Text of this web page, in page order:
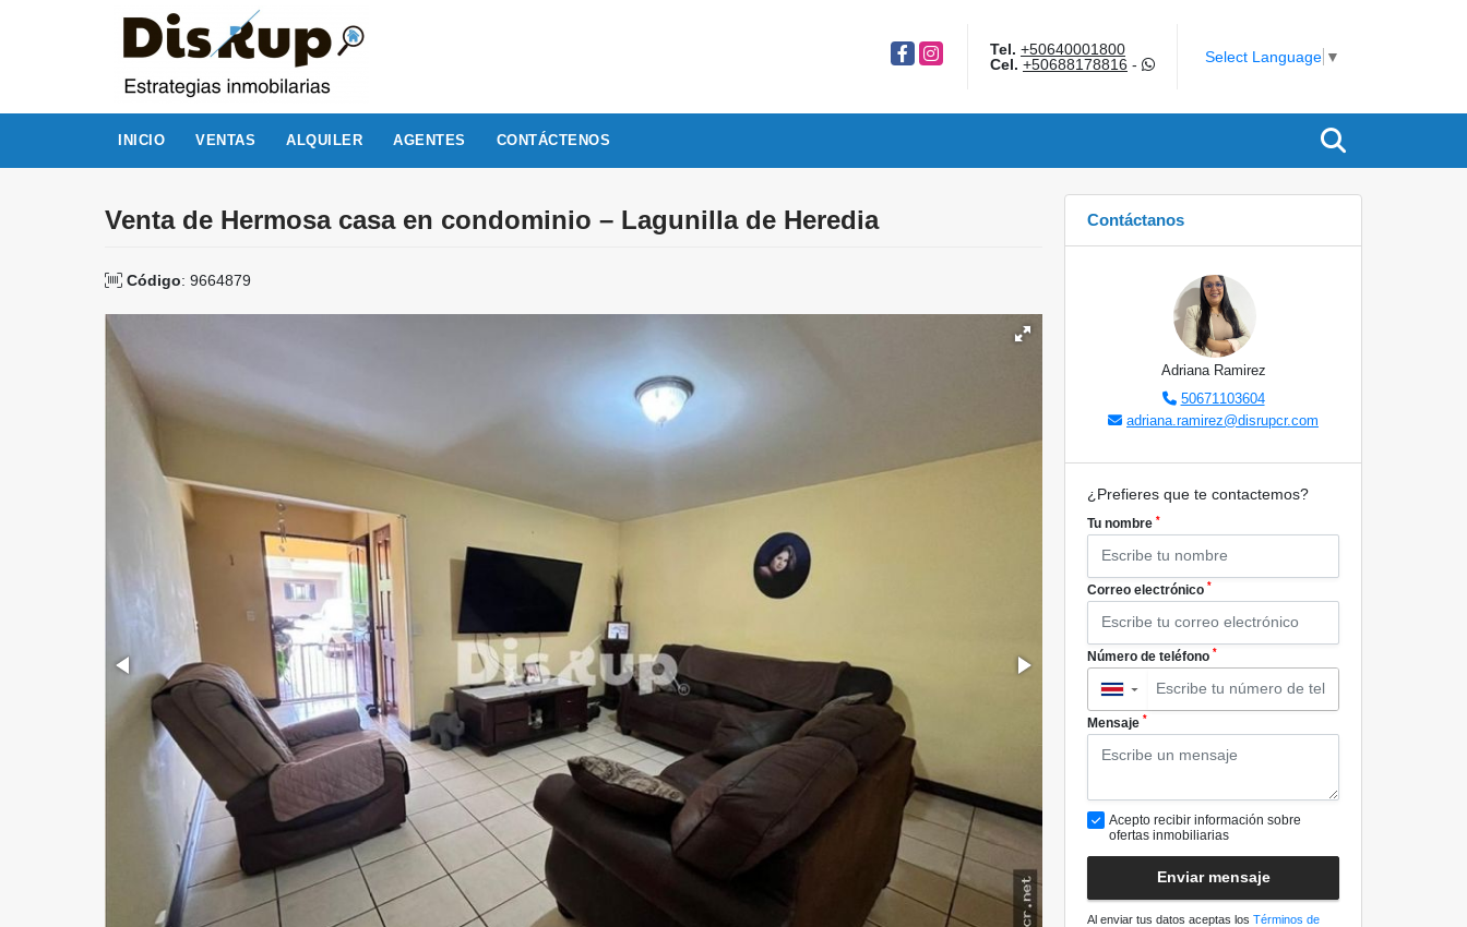
FacebookInstagram Tel. +50640001800
Cel. +50688178816 - Select Language ▼
INICIO VENTAS ALQUILER AGENTES CONTÁCTENOS
Venta de Hermosa casa en condominio – Lagunilla de Heredia
Código: 9664879
Contáctanos
Adriana Ramirez
50671103604
adriana.ramirez@disrupcr.com
¿Prefieres que te contactemos?
Tu nombre *
Correo electrónico *
Número de teléfono *
▼
Mensaje *
Acepto recibir información sobre
ofertas inmobiliarias
Enviar mensaje
Al enviar tus datos aceptas los Términos de